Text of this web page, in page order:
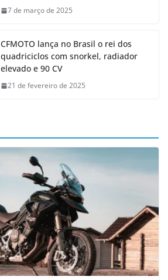
7 de março de 2025
CFMOTO lança no Brasil o rei dos
quadriciclos com snorkel, radiador
elevado e 90 CV
21 de fevereiro de 2025